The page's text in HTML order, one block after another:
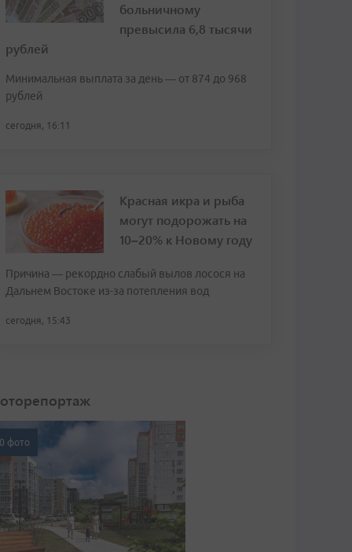
больничному
превысила 6,8 тысячи
рублей
Минимальная выплата за день — от 874 до 968
рублей
сегодня, 16:11
Красная икра и рыба
могут подорожать на
10–20% к Новому году
Причина — рекордно слабый вылов лосося на
Дальнем Востоке из-за потепления вод
сегодня, 15:43
фото